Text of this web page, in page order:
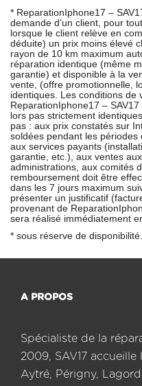
* ReparationIphone17 –
demande d’un client, pour
lorsque le client relève en
déduite) un prix moins élevé
rayon de 10 km maximum
réparation identique (même
garantie) et disponible à la
vente, (offre promotionnelle,
identiques. Les conditions de
ReparationIphone17 –
lors pas strictement
pas : aux prix constatés sur
soldées pendant les
aux services payants
garantie, etc.), aux ventes
administrations, aux comités
remboursement doit être
dans les 7 jours maximum
présenter un justificatif
provenant de
sera réalisé immédiatement
* sous réserve de disponibilité.
A PROPOS
Spécialiste de la
2009, SAV17
Aytré, Périgny,